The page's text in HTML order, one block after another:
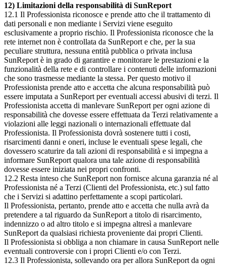
12) Limitazioni della responsabilità di SunReport
12.1 Il Professionista riconosce e prende atto che il trattamento di
dati personali e non mediante i Servizi viene eseguito
esclusivamente a proprio rischio. Il Professionista riconosce che la
rete internet non è controllata da SunReport e che, per la sua
peculiare struttura, nessuna entità pubblica o privata inclusa
SunReport è in grado di garantire e monitorare le prestazioni e la
funzionalità della rete e di controllare i contenuti delle informazioni
che sono trasmesse mediante la stessa. Per questo motivo il
Professionista prende atto e accetta che alcuna responsabilità può
essere imputata a SunReport per eventuali accessi abusivi di terzi. Il
Professionista accetta di manlevare SunReport per ogni azione di
responsabilità che dovesse essere effettuata da Terzi relativamente a
violazioni alle leggi nazionali o internazionali effettuate dal
Professionista. Il Professionista dovrà sostenere tutti i costi,
risarcimenti danni e oneri, incluse le eventuali spese legali, che
dovessero scaturire da tali azioni di responsabilità e si impegna a
informare SunReport qualora una tale azione di responsabilità
dovesse essere iniziata nei propri confronti.
12.2 Resta inteso che SunReport non fornisce alcuna garanzia né al
Professionista né a Terzi (Clienti del Professionista, etc.) sul fatto
che i Servizi si adattino perfettamente a scopi particolari.
Il Professionista, pertanto, prende atto e accetta che nulla avrà da
pretendere a tal riguardo da SunReport a titolo di risarcimento,
indennizzo o ad altro titolo e si impegna altresì a manlevare
SunReport da qualsiasi richiesta proveniente dai propri Clienti.
Il Professionista si obbliga a non chiamare in causa SunReport nelle
eventuali controversie con i propri Clienti e/o con Terzi.
12.3 Il Professionista, sollevando ora per allora SunReport da ogni